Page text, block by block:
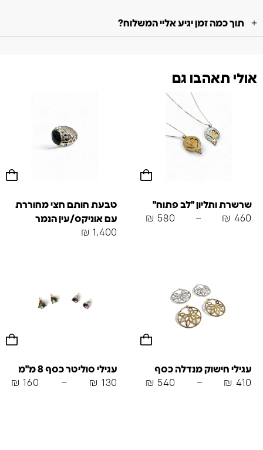
תוך כמה זמן יגיע אליי המשלוח?
אולי תאהבו גם
שרשרת ותליון "לב פתוח"
₪ 460
–
₪ 580
טבעת חותם חצי מחוררת
עם אוניקס/עין הנמר
₪ 1,400
עגילי חישוק מנדלה כסף
₪ 410
–
₪ 540
עגילי סוליטר כסף 8 מ"מ
₪ 130
–
₪ 160